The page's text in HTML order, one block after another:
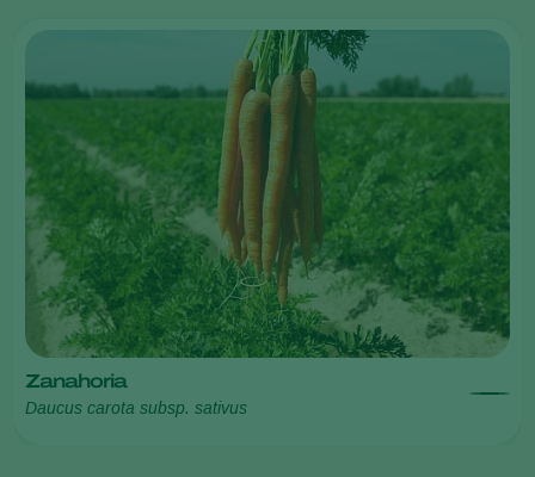
Zanahoria
Daucus carota subsp. sativus